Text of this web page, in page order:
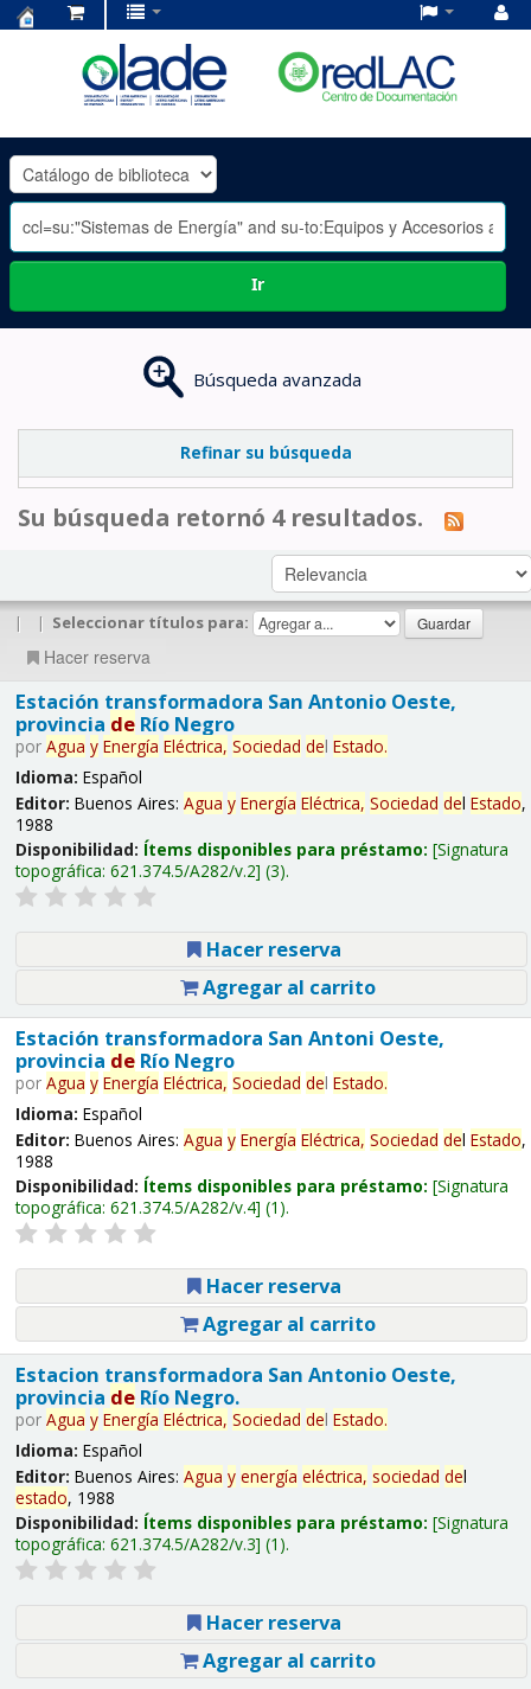
OLADE
-
Ir
Búsqueda avanzada
Refinar su búsqueda
Su búsqueda retornó 4 resultados.
| | Seleccionar títulos para:
Hacer reserva
Estación transformadora San Antonio Oeste,
provincia deRío Negro
por Agua y Energía Eléctrica, Sociedad del Estado.
Idioma: Español
Editor: Buenos Aires: Agua y Energía Eléctrica, Sociedad del Estado,
1988
Disponibilidad: Ítems disponibles para préstamo: Signatura
topográfica: 621.374.5/A282/v.2 (3).
Hacer reserva
Agregar al carrito
Estación transformadora San Antoni Oeste,
provincia deRío Negro
por Agua y Energía Eléctrica, Sociedad del Estado.
Idioma: Español
Editor: Buenos Aires: Agua y Energía Eléctrica, Sociedad del Estado,
1988
Disponibilidad: Ítems disponibles para préstamo: Signatura
topográfica: 621.374.5/A282/v.4 (1).
Hacer reserva
Agregar al carrito
Estacion transformadora San Antonio Oeste,
provincia deRío Negro.
por Agua y Energía Eléctrica, Sociedad del Estado.
Idioma: Español
Editor: Buenos Aires: Agua y energía eléctrica, sociedad del
estado, 1988
Disponibilidad: Ítems disponibles para préstamo: Signatura
topográfica: 621.374.5/A282/v.3 (1).
Hacer reserva
Agregar al carrito